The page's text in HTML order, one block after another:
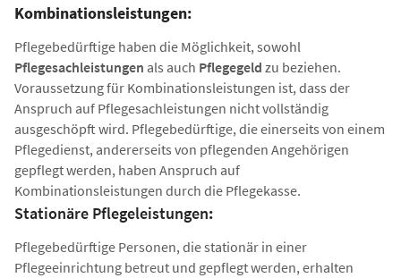
Kombinationsleistungen:
Pflegebedürftige haben die Möglichkeit, sowohl
Pflegesachleistungen als auch Pflegegeld zu beziehen.
Voraussetzung für Kombinationsleistungen ist, dass der
Anspruch auf Pflegesachleistungen nicht vollständig
ausgeschöpft wird. Pflegebedürftige, die einerseits von einem
Pflegedienst, andererseits von pflegenden Angehörigen
gepflegt werden, haben Anspruch auf
Kombinationsleistungen durch die Pflegekasse.
Stationäre Pflegeleistungen:
Pflegebedürftige Personen, die stationär in einer
Pflegeeinrichtung betreut und gepflegt werden, erhalten